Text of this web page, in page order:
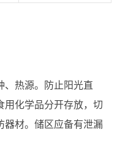
、热源。防止阳光直
用化学品分开存放，切
器材。储区应备有泄漏